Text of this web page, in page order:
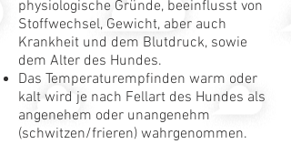
physiologische Gründe, beeinflusst von
Stoffwechsel, Gewicht, aber auch
Krankheit und dem Blutdruck, sowie
dem Alter des Hundes.
Das Temperaturempfinden warm oder
kalt wird je nach Fellart des Hundes als
angenehem oder unangenehm
(schwitzen/frieren) wahrgenommen.